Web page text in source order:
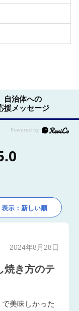
自治体への
援メッセージ
表示：新しい順
2024年8月28日
焼き方のテ
美味しかった